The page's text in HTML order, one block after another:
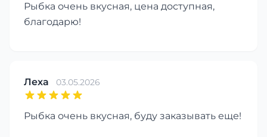
Рыбка очень вкусная, цена доступная,
благодарю!
Леха 03.05.2026
Рыбка очень вкусная, буду заказывать еще!